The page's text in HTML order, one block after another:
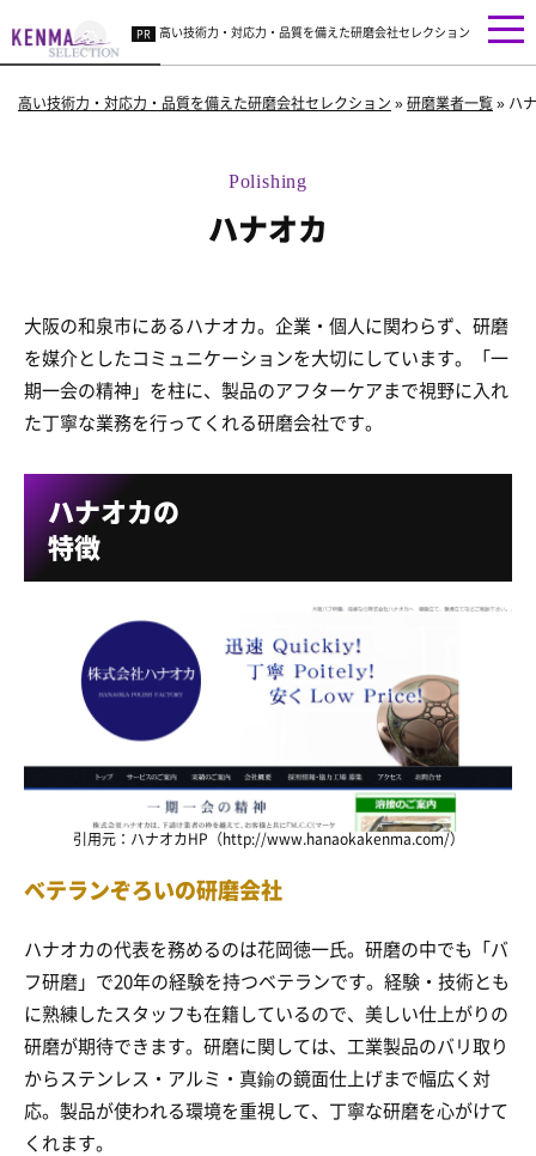
高い技術力・対応力・品質を備えた研磨会社セレクション
高い技術力・対応力・品質を備えた研磨会社セレクション »研磨業者一覧» ハ
ハナオカ
大阪の和泉市にあるハナオカ。企業・個人に関わらず、研磨
を媒介としたコミュニケーションを大切にしています。「一
期一会の精神」を柱に、製品のアフターケアまで視野に入れ
た丁寧な業務を行ってくれる研磨会社です。
ハナオカの
特徴
引用元：ハナオカHP（http://www.hanaokakenma.com/）
ベテランぞろいの研磨会社
ハナオカの代表を務めるのは花岡徳一氏。研磨の中でも「バ
フ研磨」で20年の経験を持つベテランです。経験・技術とも
に熟練したスタッフも在籍しているので、美しい仕上がりの
研磨が期待できます。研磨に関しては、工業製品のバリ取り
からステンレス・アルミ・真鍮の鏡面仕上げまで幅広く対
応。製品が使われる環境を重視して、丁寧な研磨を心がけて
くれます。